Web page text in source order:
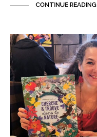
CONTINUE READING